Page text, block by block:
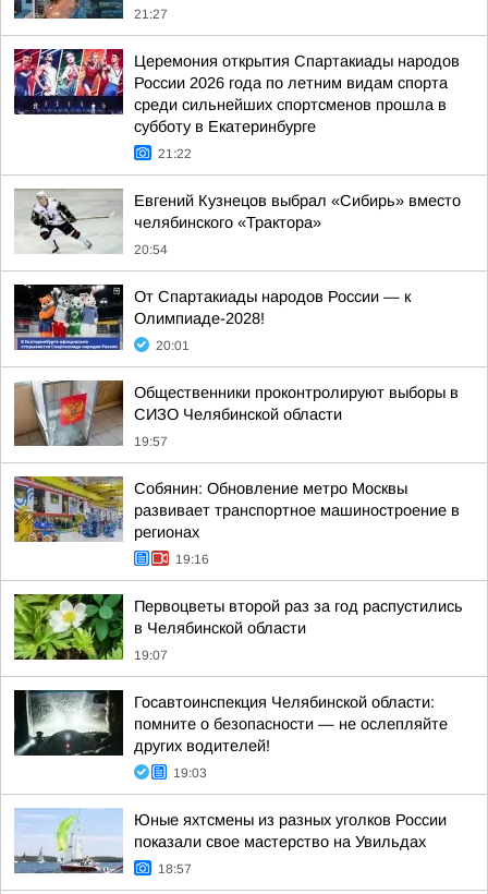
21:27
Церемония открытия Спартакиады народов
России 2026 года по летним видам спорта
среди сильнейших спортсменов прошла в
субботу в Екатеринбурге
21:22
Евгений Кузнецов выбрал «Сибирь» вместо
челябинского «Трактора»
20:54
От Спартакиады народов России — к
Олимпиаде-2028!
20:01
Общественники проконтролируют выборы в
СИЗО Челябинской области
19:57
Собянин: Обновление метро Москвы
развивает транспортное машиностроение в
регионах
19:16
Первоцветы второй раз за год распустились
в Челябинской области
19:07
Госавтоинспекция Челябинской области:
помните о безопасности — не ослепляйте
других водителей!
19:03
Юные яхтсмены из разных уголков России
показали свое мастерство на Увильдах
18:57